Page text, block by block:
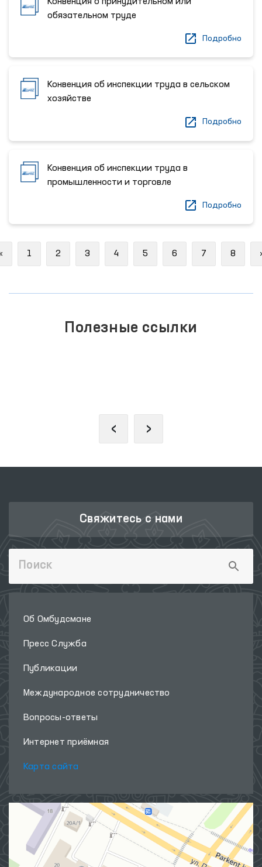
обязательном труде
Подробно
Конвенция об инспекции труда в сельском
хозяйстве
Подробно
Конвенция об инспекции труда в
промышленности и торговле
Подробно
Previous
1 2 3 4 5 6 7 8
Полезные ссылки
‹ ›
Свяжитесь с нами
Об Омбудсмане
Пресс Служба
Публикации
Международное сотрудничество
Вопросы-ответы
Интернет приёмная
Карта сайта